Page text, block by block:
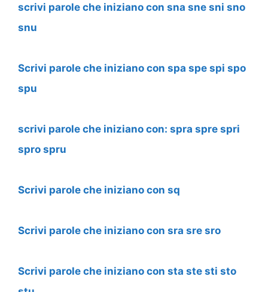
scrivi parole che iniziano con sna sne sni sno
snu
Scrivi parole che iniziano con spa spe spi spo
spu
scrivi parole che iniziano con: spra spre spri
spro spru
Scrivi parole che iniziano con sq
Scrivi parole che iniziano con sra sre sro
Scrivi parole che iniziano con sta ste sti sto